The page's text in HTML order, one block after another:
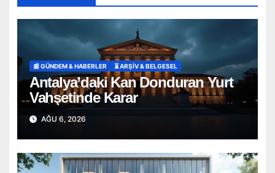
📰 GÜNDEM & HABERLER ⏳ ARŞİV & BELGESEL
Antalya’daki Kan Donduran Yurt
Vahşetinde Karar
AĞU 6, 2026